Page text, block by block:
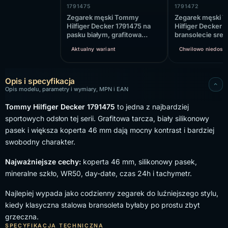
1791475
Zegarek męski Tommy
Hilfiger Decker 1791475 na
pasku białym, grafitowa
Aktualny wariant
1791472
Zegarek męski
Hilfiger Decker
bransolecie
Chwilowo
Opis i specyfikacja
Opis modelu, parametry i wymiary, MPN i EAN
Tommy Hilfiger Decker 1791475 to jedna z najbardziej
sportowych odsłon tej serii. Grafitowa tarcza, biały silikonowy
pasek i większa koperta 46 mm dają mocny kontrast i bardziej
swobodny charakter.
Najważniejsze cechy: koperta 46 mm, silikonowy pasek,
mineralne szkło, WR50, day-date, czas 24h i tachymetr.
Najlepiej wypada jako codzienny zegarek do luźniejszego stylu,
kiedy klasyczna stalowa bransoleta byłaby po prostu zbyt
grzeczna.
SPECYFIKACJA TECHNICZNA